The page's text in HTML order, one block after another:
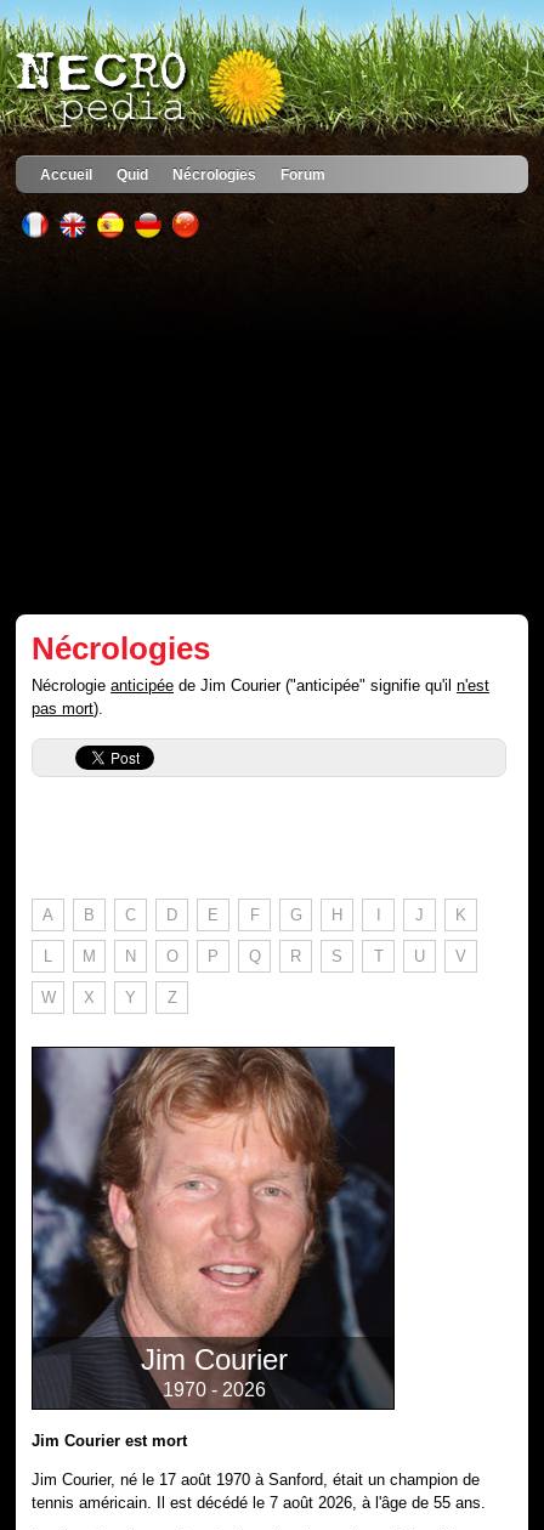
Accueil Quid Nécrologies Forum
Nécrologies
Nécrologieanticipée de Jim Courier ("anticipée" signifie qu'iln'est
pas mort).
A B C D E F G H I J K
L M N O P Q R S T U V
W X Y Z
Jim Courier
1970 - 2026
Jim Courier est mort
Jim Courier, né le 17 août 1970 à Sanford, était un champion de
tennis américain. Il est décédé le 7 août 2026, à l'âge de 55 ans.